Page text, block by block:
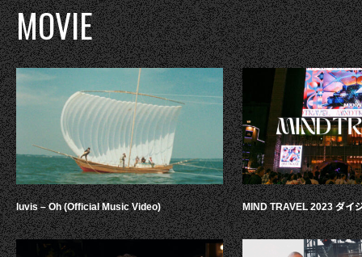
MOVIE
luvis – Oh (Official Music Video) MIND TRAVEL 2023 ダイ